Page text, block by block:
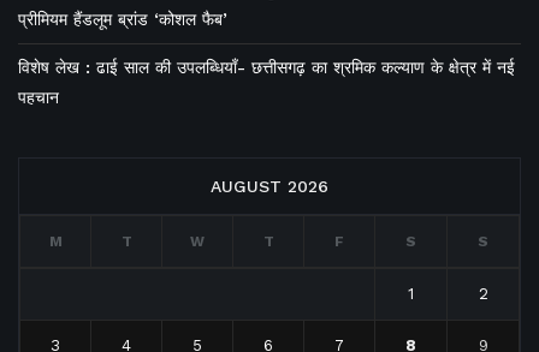
प्रीमियम हैंडलूम ब्रांड ‘कोशल फैब’
विशेष लेख : ढाई साल की उपलब्धियाँ- छत्तीसगढ़ का श्रमिक कल्याण के क्षेत्र में नई
पहचान
AUGUST 2026
M T W T F S S
1 2
3 4 5 6 7 8 9